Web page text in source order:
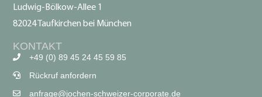
Ludwig-Bölkow-Allee 1
82024 Taufkirchen bei München
KONTAKT
+49 (0) 89 45 24 45 59 85
Rückruf anfordern
anfrage@jochen-schweizer-corporate.de